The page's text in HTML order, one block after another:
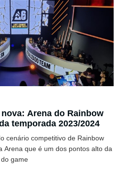
Arena do Rainbow
temporada 2023/2024
cenário competitivo de Rainbow
Arena que é um dos pontos alto da
game